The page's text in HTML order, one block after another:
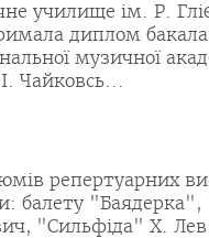
училище ім. Р.
диплом
музичної
Чайковсь...
репертуарних
балету
"Сильфіда" Х.